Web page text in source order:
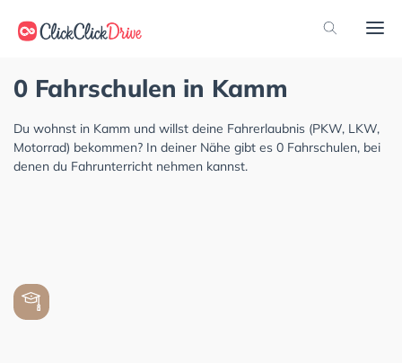
0 Fahrschulen in Kamm
Du wohnst in Kamm und willst deine Fahrerlaubnis (PKW, LKW,
Motorrad) bekommen? In deiner Nähe gibt es 0 Fahrschulen, bei
denen du Fahrunterricht nehmen kannst.